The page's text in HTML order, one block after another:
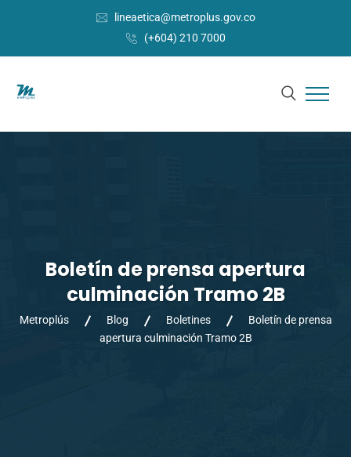
lineaetica@metroplus.gov.co
(+604) 210 7000
Boletín de prensa apertura
culminación Tramo 2B
Metroplús Blog Boletines
Boletín de prensa
apertura culminación Tramo 2B